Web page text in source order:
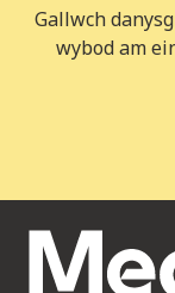
Gallwch
wybod am